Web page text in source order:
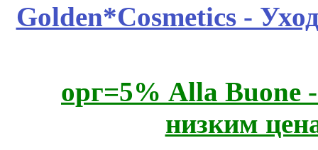
Golden*Cosmetics -
орг=5% Alla Buone
низким